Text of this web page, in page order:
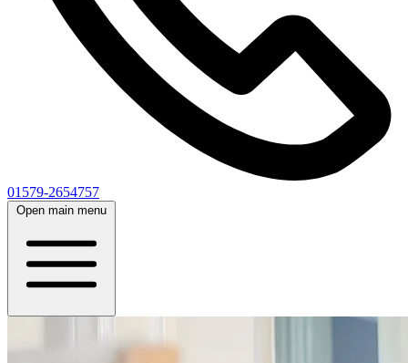
01579-2654757
Open main menu